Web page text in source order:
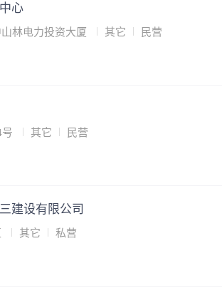
心
林电力投资大厦 其它 民营
其它 民营
建设有限公司
其它 私营